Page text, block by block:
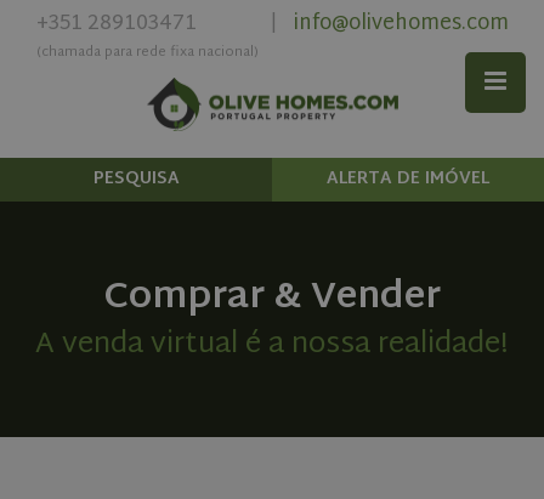
+351 289103471
(chamada para rede fixa nacional)
| info@olivehomes.com
PESQUISA ALERTA DE IMÓVEL
Comprar & Vender
A venda virtual é a nossa realidade!